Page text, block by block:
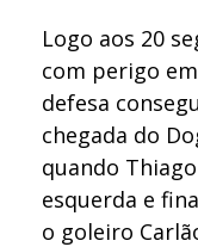
Logo aos 20
com perigo
defesa
chegada do
quando
esquerda e
o goleiro